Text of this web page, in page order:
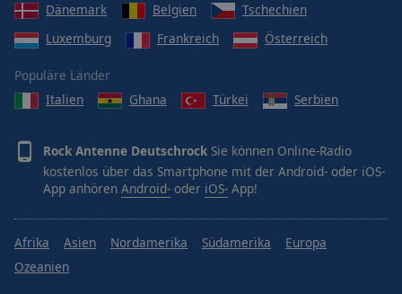
Dänemark
Belgien
Tschechien
Luxemburg
Frankreich Österreich
Populäre Länder
Italien
Ghana Türkei Serbien
Rock Antenne Deutschrock Sie können Online-Radio
kostenlos über das Smartphone mit der Android- oder iOS-
App anhören Android- oder iOS- App!
Afrika Asien Nordamerika Südamerika
Europa
Ozeanien